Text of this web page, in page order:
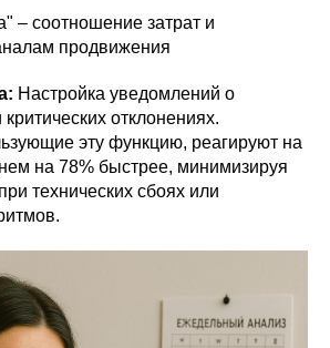
– соотношение затрат и
продвижения
Настройка уведомлений о
отклонениях.
эту функцию, реагируют на
на 78% быстрее, минимизируя
технических сбоях или